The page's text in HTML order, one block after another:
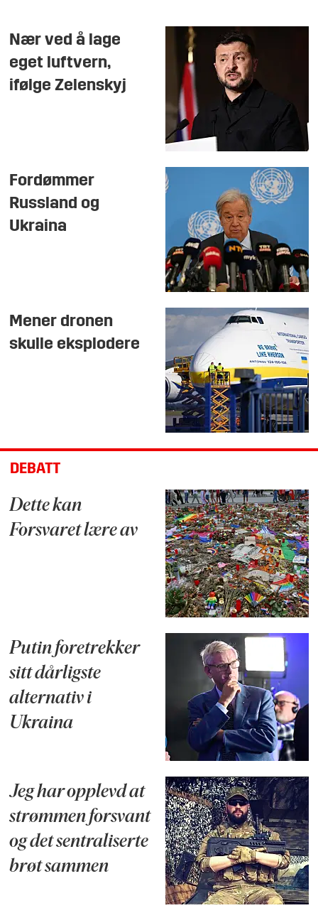
Nær ved å lage
eget luftvern,
ifølge Zelenskyj
Fordømmer
Russland og
Ukraina
Mener dronen
skulle eksplodere
DEBATT
Dette kan
Forsvaret lære av
Putin foretrekker
sitt dårligste
alternativ i
Ukraina
Jeg har opplevd at
strømmen forsvant
og det sentraliserte
brøt sammen